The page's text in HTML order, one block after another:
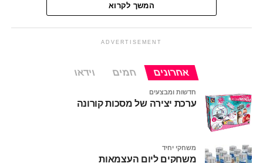
בנוסף, הנחות רבות על המותגים מיי ליטל פוני, סטאר וורס,
גיבורי מארוול, נרף, כוח פיג'יי פליי דו ועוד
משלוח חינם מעל 150 שח !
המשך לקרוא
ADVERTISEMENT
אחרונים חמים וידאו
חדשות ומבצעים
ערכת יצירה של מסכות קורונה
משחקי יחיד
משחקים ליום העצמאות